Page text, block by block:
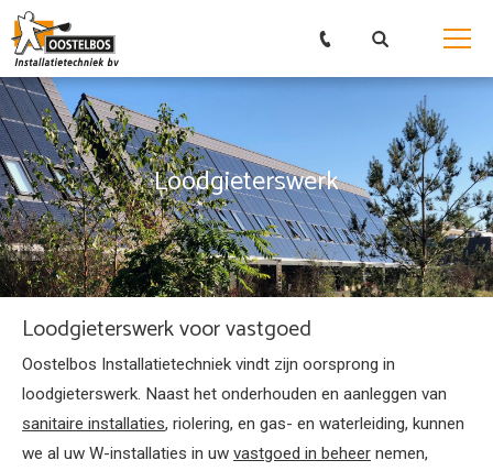
Loodgieterswerk
Loodgieterswerk voor vastgoed
Oostelbos Installatietechniek vindt zijn oorsprong in
loodgieterswerk. Naast het onderhouden en aanleggen van
sanitaire installaties, riolering, en gas- en waterleiding, kunnen
we al uw W-installaties in uw vastgoed in beheer nemen,